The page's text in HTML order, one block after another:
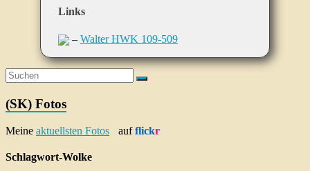
Links
– Walter HWK 109-509
(SK) Fotos
Meine aktuellsten Fotos aufflickr
Schlagwort-Wolke